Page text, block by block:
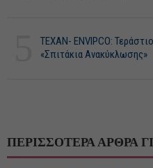
ΤΕΧΑΝ- ENVIPCO:
«Σπιτάκια Ανακύκλωσης»
ΠΕΡΙΣΣΟΤΕΡΑ ΑΡΘΡΑ